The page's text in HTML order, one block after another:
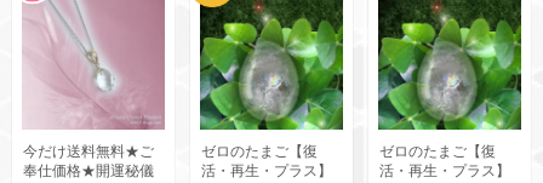
今だけ送料無料★ご
奉仕価格★開運秘儀
ゼロのたまご【復
活・再生・プラス】
ゼロのたまご【復
活・再生・プラス】